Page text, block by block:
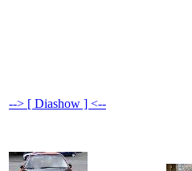
--> [ Diashow ] <--